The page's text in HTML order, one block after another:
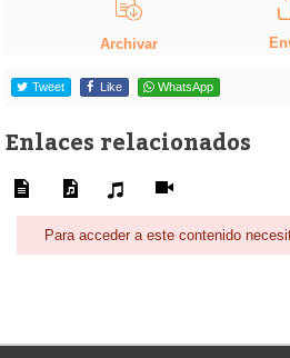
Archivar
Tweet Like WhatsApp
Enlaces relacionados
Para acceder a este contenido